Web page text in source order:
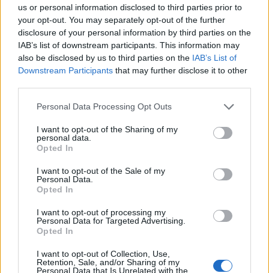
us or personal information disclosed to third parties prior to
your opt-out. You may separately opt-out of the further
disclosure of your personal information by third parties on the
IAB’s list of downstream participants. This information may
also be disclosed by us to third parties on the IAB’s List of
Downstream Participants that may further disclose it to other
Please note that this website/app uses one or more Google
not limited to your visit or usage behaviour. You may click to
grant or deny consent to Google and its third-party tags to
use your data for below specified purposes in below Google
consent section.
Personal Data Processing Opt Outs
I want to opt-out of the Sharing of my
personal data.
Opted In
I want to opt-out of the Sale of my
Personal Data.
Opted In
I want to opt-out of processing my
Personal Data for Targeted Advertising.
Opted In
I want to opt-out of Collection, Use,
Retention, Sale, and/or Sharing of my
Personal Data that Is Unrelated with the
Tető, ami évtizedeken át gondoskodik a családról
tetőcserepet!